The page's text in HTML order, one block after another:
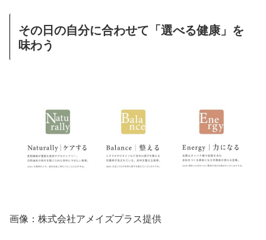
その日の自分に合わせて「選べる健康」を
味わう
画像：株式会社アメイズプラス提供